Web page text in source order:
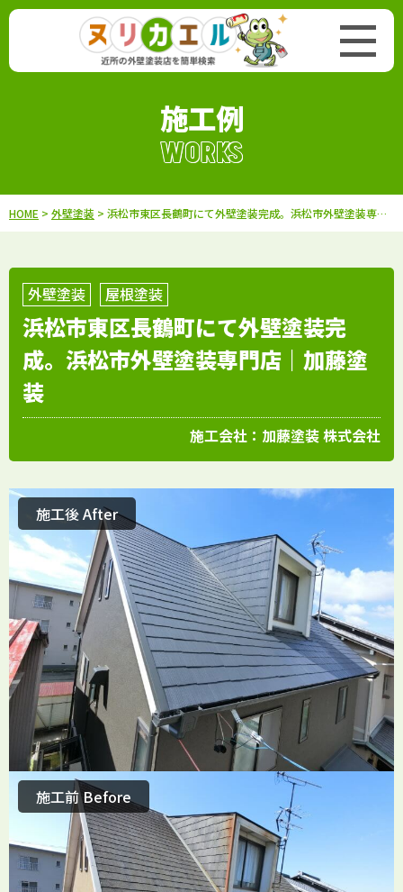
施工例
WORKS
HOME > 外壁塗装 > 浜松市東区長鶴町にて外壁塗装完成。浜松市外壁塗装専門店｜加藤塗装
外壁塗装 屋根塗装
浜松市東区長鶴町にて外壁塗装完
成。浜松市外壁塗装専門店｜加藤塗
装
施工会社： 加藤塗装 株式会社
施工前 Before
施工後 After